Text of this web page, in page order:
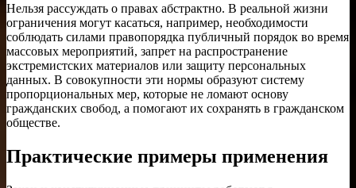
Нельзя рассуждать о правах абстрактно. В реальной жизни
ограничения могут касаться, например, необходимости
соблюдать силами правопорядка публичный порядок во время
массовых мероприятий, запрет на распространение
экстремистских материалов или защиту персональных
данных. В совокупности эти нормы образуют систему
пропорциональных мер, которые не ломают основу
гражданских свобод, а помогают их сохранять в гражданском
обществе.
Практические примеры применения